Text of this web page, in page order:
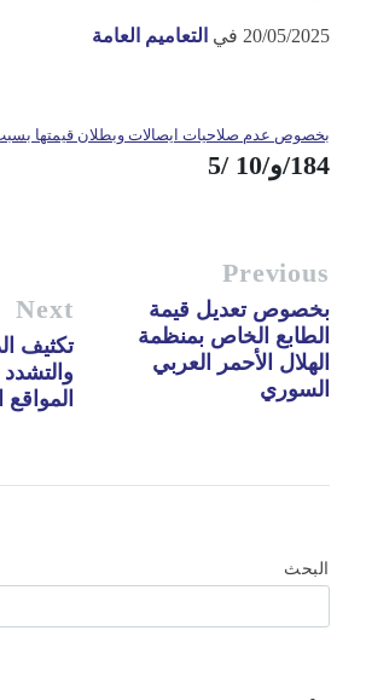
20/05/2025 في التعاميم العامة
بخصوص عدم صلاحيات ايصالات وبطلان قيمتها
184/و/10 /5
Previous
بخصوص تعديل قيمة
الطابع الخاص بمنظمة
الهلال الأحمر العربي
السوري
Next
تكثيف
المواقع
البحث